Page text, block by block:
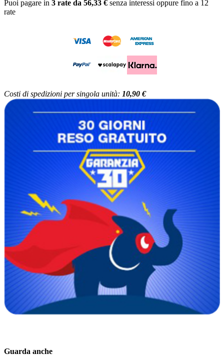
Puoi pagare in 3 rate da 56,33 € senza interessi oppure fino a 12
rate
Costi di spedizioni per singola unità: 10,90 €
Guarda anche